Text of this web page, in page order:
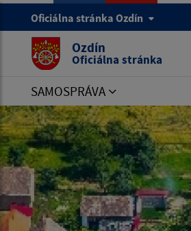
Oficiálna stránka Ozdín
Ozdín
Oficiálna stránka
SAMOSPRÁVA